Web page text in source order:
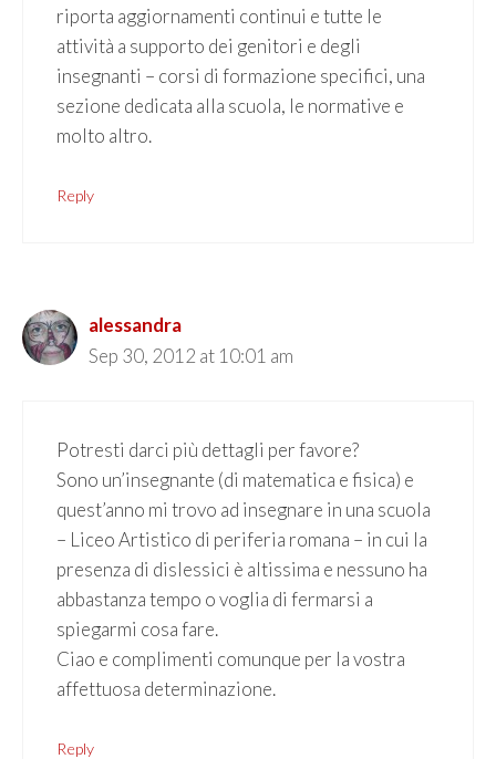
riporta aggiornamenti continui e tutte le
attività a supporto dei genitori e degli
insegnanti – corsi di formazione specifici, una
sezione dedicata alla scuola, le normative e
molto altro.
Reply
alessandra
Sep 30, 2012 at 10:01 am
Potresti darci più dettagli per favore?
Sono un’insegnante (di matematica e fisica) e
quest’anno mi trovo ad insegnare in una scuola
– Liceo Artistico di periferia romana – in cui la
presenza di dislessici è altissima e nessuno ha
abbastanza tempo o voglia di fermarsi a
spiegarmi cosa fare.
Ciao e complimenti comunque per la vostra
affettuosa determinazione.
Reply